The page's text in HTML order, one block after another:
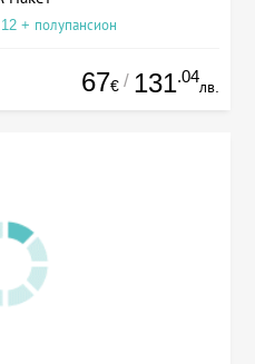
+ полупансион
67€ / 131.04
лв.